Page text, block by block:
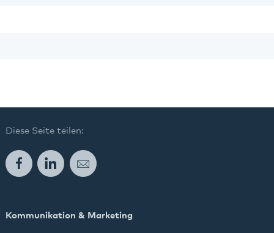
Diese Seite teilen:
FacebookLinkedInE-Mail
Kommunikation & Marketing